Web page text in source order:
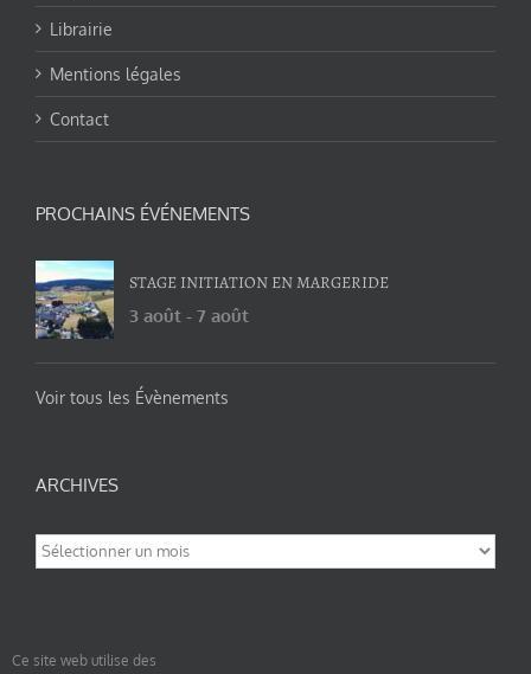
Librairie
Mentions légales
Contact
PROCHAINS ÉVÉNEMENTS
STAGE INITIATION EN MARGERIDE
3 août - 7 août
Voir tous les Évènements
ARCHIVES
Archives
Ce site web utilise des